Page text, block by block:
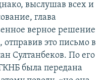
выслушав всех и
глава
верное решение
отправив это письмо в
Султанбеков. По его
была передана